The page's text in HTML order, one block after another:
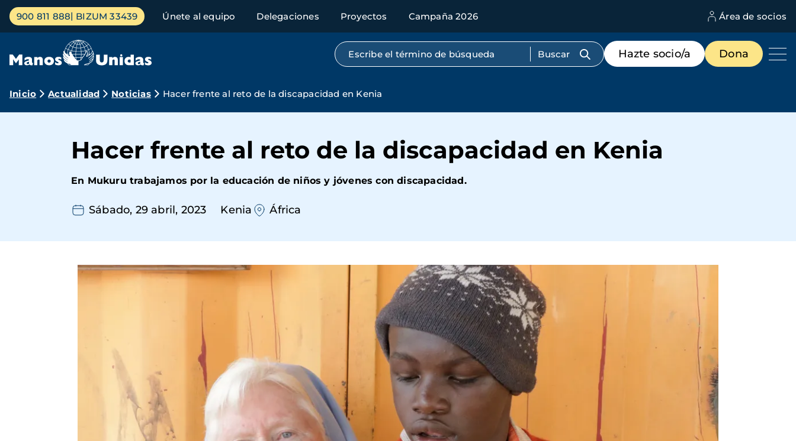
Pasar
contenido
Menú
principal
900 811 888 BIZUM 33439 Únete al equipo Delegaciones Proyectos Campaña 2026 Área de socios
Búsqueda por texto completo
Menú
de
destacados
Hazte socio/a Dona
Ruta
navegación
Inicio Actualidad Noticias Hacer frente al reto de la discapacidad en Kenia
Hacer frente al reto de la discapacidad en Kenia
En Mukuru trabajamos por la educación de niños y jóvenes con discapacidad.
Sábado, 29 abril, 2023 Kenia África